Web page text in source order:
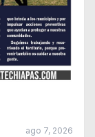
ago 7, 2026